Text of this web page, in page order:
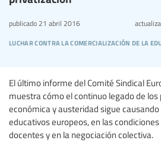
luchar contra la comercialización de la
publicado 21 abril 2016
El último informe del Comité Sindical
muestra cómo el continuo legado de
económica y austeridad sigue
educativos europeos, en las
docentes y en la negociación colectiva.